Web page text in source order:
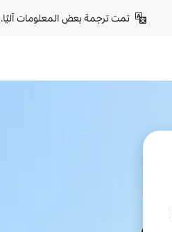
تمت ترجمة بعض المعلومات آليًا.